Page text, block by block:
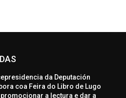
da Deputación
coa Feira do Libro de Lugo
a lectura e dar a